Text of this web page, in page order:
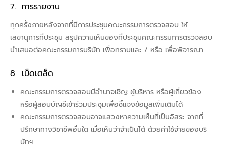
การรายงาน
ทุกครั้งภายหลังจากที่มีการประชุมคณะกรรมการตรวจสอบ ให้
เลขานุการที่ประชุม สรุปความเห็นของที่ประชุมคณะกรรมการตรวจสอบ
นำเสนอต่อคณะกรรมการบริษัท เพื่อทราบและ / หรือ เพื่อพิจารณา
เบ็ดเตล็ด
คณะกรรมการตรวจสอบมีอำนาจเชิญ ผู้บริหาร หรือผู้เกี่ยวข้อง
หรือผู้สอบบัญชีเข้าร่วมประชุมเพื่อชี้แจงข้อมูลเพิ่มเติมได้
คณะกรรมการตรวจสอบอาจแสวงหาความเห็นที่เป็นอิสระ จากที่
ปรึกษาทางวิชาชีพอื่นใด เมื่อเห็นว่าจำเป็นได้ ด้วยค่าใช้จ่ายของบริ
ษัทฯ